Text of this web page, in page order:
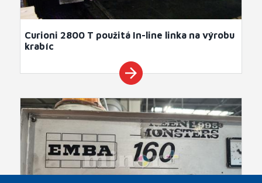
Curioni 2800 T použitá In-line linka na výrobu
krabíc
arrow_forward